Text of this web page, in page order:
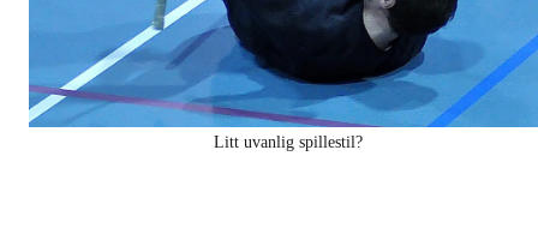
Litt uvanlig spillestil?